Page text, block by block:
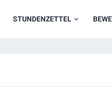
STUNDENZETTEL